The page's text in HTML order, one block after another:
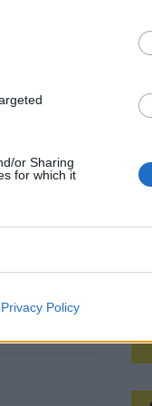
or Sharing
for which it
Privacy Policy
grasmat,
zal stil